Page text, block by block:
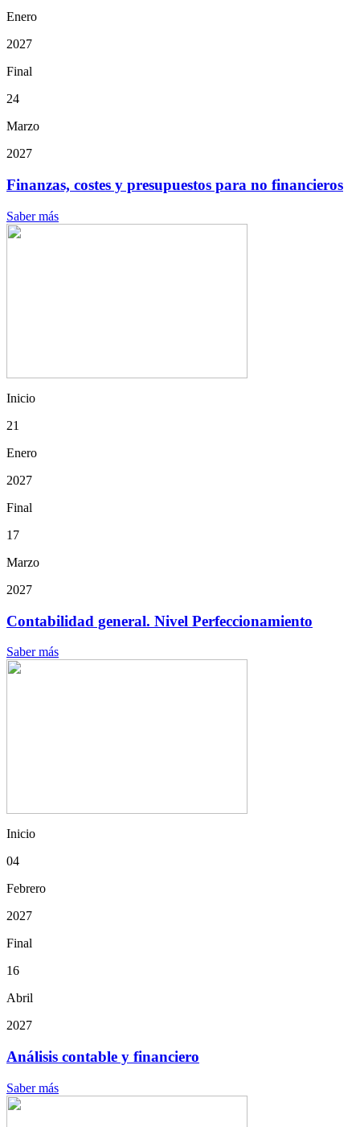
Enero
2027
Final
24
Marzo
2027
Finanzas, costes y presupuestos para no financieros
Saber más
Inicio
21
Enero
2027
Final
17
Marzo
2027
Contabilidad general. Nivel Perfeccionamiento
Saber más
Inicio
04
Febrero
2027
Final
16
Abril
2027
Análisis contable y financiero
Saber más